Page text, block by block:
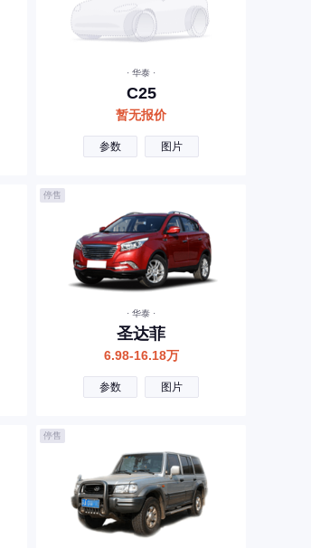
· 华泰 ·
C25
暂无报价
参数 图片
· 华泰 ·
圣达菲
6.98-16.18万
参数 图片
停售
停售